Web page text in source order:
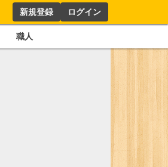
新規登録 ログイン
職人